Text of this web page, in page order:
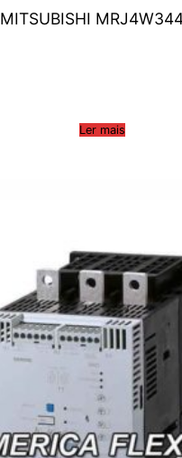
MITSUBISHI
Ler mais